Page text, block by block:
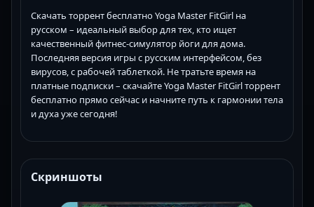
Скачать торрент бесплатно Yoga Master FitGirl на
русском – идеальный выбор для тех, кто ищет
качественный фитнес-симулятор йоги для дома.
Последняя версия игры с русским интерфейсом, без
вирусов, с рабочей таблеткой. Не тратьте время на
платные подписки – скачайте Yoga Master FitGirl торрент
бесплатно прямо сейчас и начните путь к гармонии тела
и духа уже сегодня!
Скриншоты